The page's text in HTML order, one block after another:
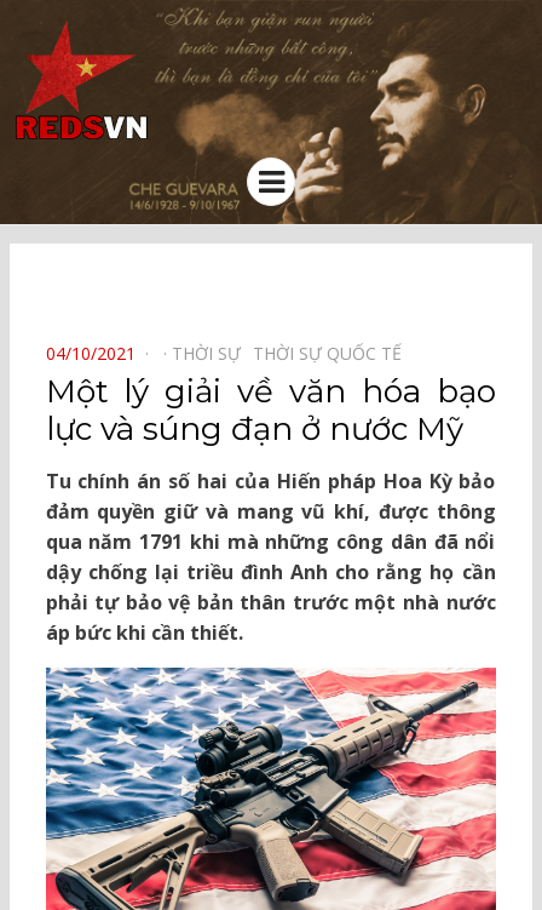
Kênh chia sẻ tri thức cộng đồng
Menu
POSTED
ON
04/10/2021 THỜI SỰ⠀ THỜI SỰ QUỐC TẾ⠀
Một lý giải về văn hóa bạo
lực và súng đạn ở nước Mỹ
Tu chính án số hai của Hiến pháp Hoa Kỳ bảo
đảm quyền giữ và mang vũ khí, được thông
qua năm 1791 khi mà những công dân đã nổi
dậy chống lại triều đình Anh cho rằng họ cần
phải tự bảo vệ bản thân trước một nhà nước
áp bức khi cần thiết.